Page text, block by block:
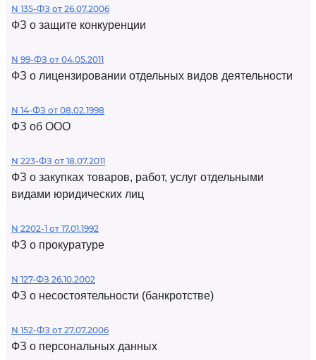
N 135-ФЗ от 26.07.2006
ФЗ о защите конкуренции
N 99-ФЗ от 04.05.2011
ФЗ о лицензировании отдельных видов деятельности
N 14-ФЗ от 08.02.1998
ФЗ об ООО
N 223-ФЗ от 18.07.2011
ФЗ о закупках товаров, работ, услуг отдельными
видами юридических лиц
N 2202-1 от 17.01.1992
ФЗ о прокуратуре
N 127-ФЗ 26.10.2002
ФЗ о несостоятельности (банкротстве)
N 152-ФЗ от 27.07.2006
ФЗ о персональных данных